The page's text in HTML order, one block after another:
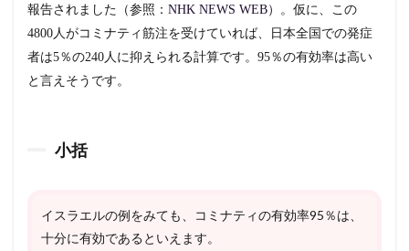
報告されました（参照： NHK NEWS WEB）。仮に、この
4800人がコミナティ筋注を受けていれば、日本全国での発症
者は5％の240人に抑えられる計算です。95％の有効率は高い
と言えそうです。
小括
イスラエルの例をみても、コミナティの有効率95％は、
十分に有効であるといえます。